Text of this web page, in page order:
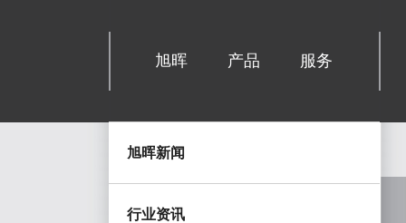
旭晖 产品 服务
旭晖新闻
行业资讯